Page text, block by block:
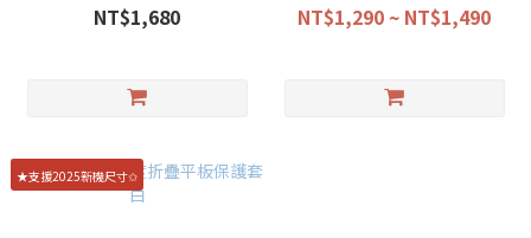
NT$1,680 NT$1,290 ~ NT$1,490
★支援2025新機尺寸✩